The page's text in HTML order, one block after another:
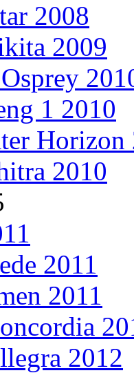
2008
2009
1 2010
Horizon
2010
2011
2011
2012